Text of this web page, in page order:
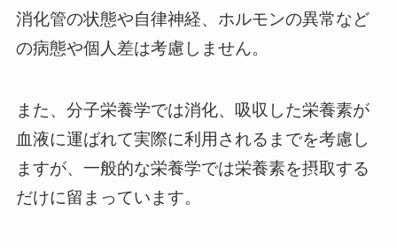
消化管の状態や自律神経、ホルモンの異常など
の病態や個人差は考慮しません。
また、分子栄養学では消化、吸収した栄養素が
血液に運ばれて実際に利用されるまでを考慮し
ますが、一般的な栄養学では栄養素を摂取する
だけに留まっています。